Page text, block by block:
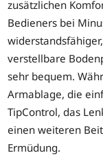
zusätzlichen
Bedieners bei
verstellbare
sehr bequem.
Armablage, die
TipControl, das
einen weiteren
Ermüdung.